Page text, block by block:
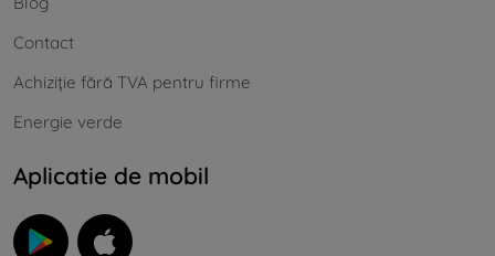
Contact
Achiziție fără TVA pentru firme
Energie verde
Aplicatie de mobil